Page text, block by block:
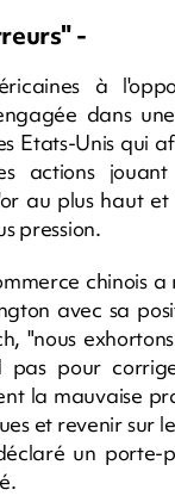
-
à
dans
Etats-Unis qui
actions
au plus haut
pression.
chinois
avec sa
"nous
pour
la mauvaise
et revenir sur
un porte-